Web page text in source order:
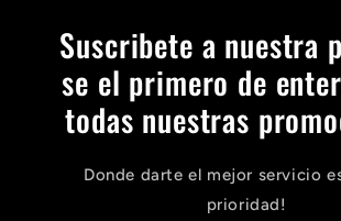
Suscribete a nuestra
se el primero de
todas nuestras
Donde darte el mejor servicio
prioridad!